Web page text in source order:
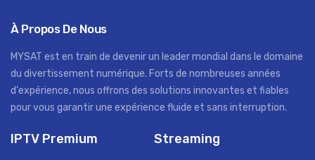
À Propos De Nous
MYSAT est en train de devenir un leader mondial dans le domaine
du divertissement numérique. Forts de nombreuses années
d'expérience, nous offrons des solutions innovantes et fiables
pour vous garantir une expérience fluide et sans interruption.
IPTV Premium Streaming